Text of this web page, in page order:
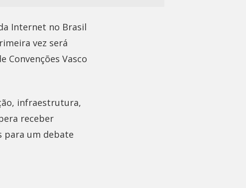
Internet no Brasil
vez será
Convenções Vasco
infraestrutura,
receber
para um debate